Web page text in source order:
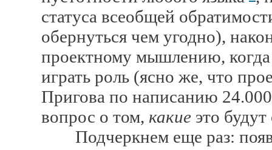
статуса всеобщей
обернуться чем угодно),
проектному мышлению, когда
играть роль (ясно же, что
Пригова по написанию
вопрос о том, какие это
Подчеркнем еще раз: